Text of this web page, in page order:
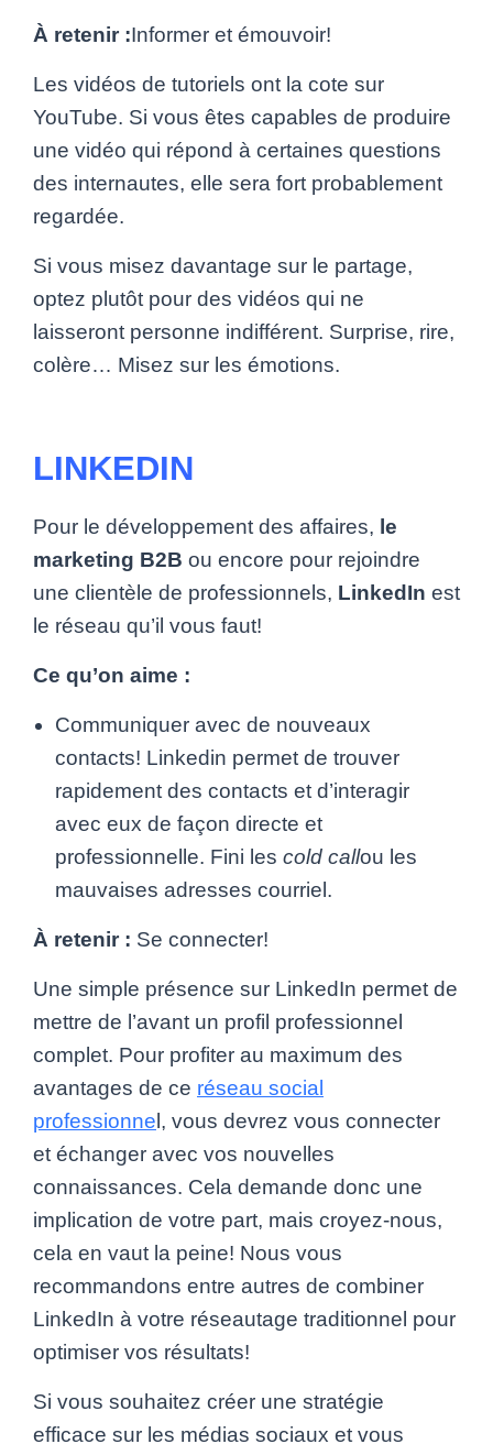
À retenir :Informer et émouvoir!
Les vidéos de tutoriels ont la cote sur
YouTube. Si vous êtes capables de produire
une vidéo qui répond à certaines questions
des internautes, elle sera fort probablement
regardée.
Si vous misez davantage sur le partage,
optez plutôt pour des vidéos qui ne
laisseront personne indifférent. Surprise, rire,
colère… Misez sur les émotions.
LINKEDIN
Pour le développement des affaires, le
marketing B2B ou encore pour rejoindre
une clientèle de professionnels, LinkedIn est
le réseau qu’il vous faut!
Ce qu’on aime :
Communiquer avec de nouveaux
contacts! Linkedin permet de trouver
rapidement des contacts et d’interagir
avec eux de façon directe et
professionnelle. Fini les cold callou les
mauvaises adresses courriel.
À retenir : Se connecter!
Une simple présence sur LinkedIn permet de
mettre de l’avant un profil professionnel
complet. Pour profiter au maximum des
avantages de ce réseau social
professionne l, vous devrez vous connecter
et échanger avec vos nouvelles
connaissances. Cela demande donc une
implication de votre part, mais croyez-nous,
cela en vaut la peine! Nous vous
recommandons entre autres de combiner
LinkedIn à votre réseautage traditionnel pour
optimiser vos résultats!
Si vous souhaitez créer une stratégie
efficace sur les médias sociaux et vous